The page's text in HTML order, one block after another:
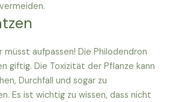
müsst aufpassen! Die Philodendron
giftig. Die Toxizität der Pflanze kann
Durchfall und sogar zu
Es ist wichtig zu wissen, dass nicht